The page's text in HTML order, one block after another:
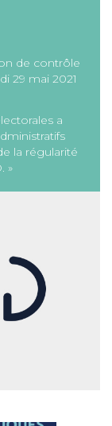
de contrôle
29 mai 2021
a
la régularité
»